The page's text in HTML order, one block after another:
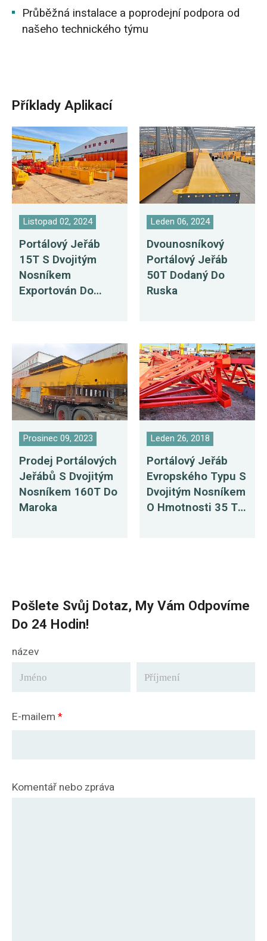
Průběžná instalace a poprodejní podpora od
našeho technického týmu
Příklady Aplikací
Listopad 02, 2024
Portálový Jeřáb
15T S Dvojitým
Nosníkem
Exportován Do
Leden 06, 2024
Dvounosníkový
Portálový Jeřáb
50T Dodaný Do
Ruska
Prosinec 09, 2023
Prodej Portálových
Jeřábů S Dvojitým
Nosníkem 160T Do
Maroka
Leden 26, 2018
Portálový Jeřáb
Evropského Typu S
Dvojitým Nosníkem
O Hmotnosti 35 T
Pošlete Svůj Dotaz, My Vám Odpovíme
Do 24 Hodin!
název
E-mailem *
Komentář nebo zpráva